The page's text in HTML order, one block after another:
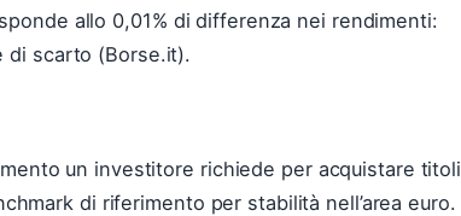
allo 0,01% di differenza nei rendimenti:
di scarto (Borse.it).
un investitore richiede per acquistare titoli
di riferimento per stabilità nell’area euro.